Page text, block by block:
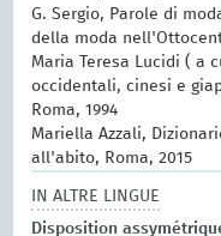
G. Sergio, Parole di
della moda
Maria Teresa Lucidi ( a
occidentali, cinesi e
Roma, 1994
Mariella Azzali,
all'abito, Roma, 2015
IN ALTRE LINGUE
Disposition